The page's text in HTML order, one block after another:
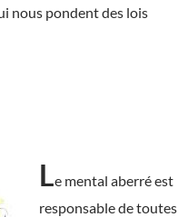
nous pondent des lois
Le mental aberré est
responsable de toutes